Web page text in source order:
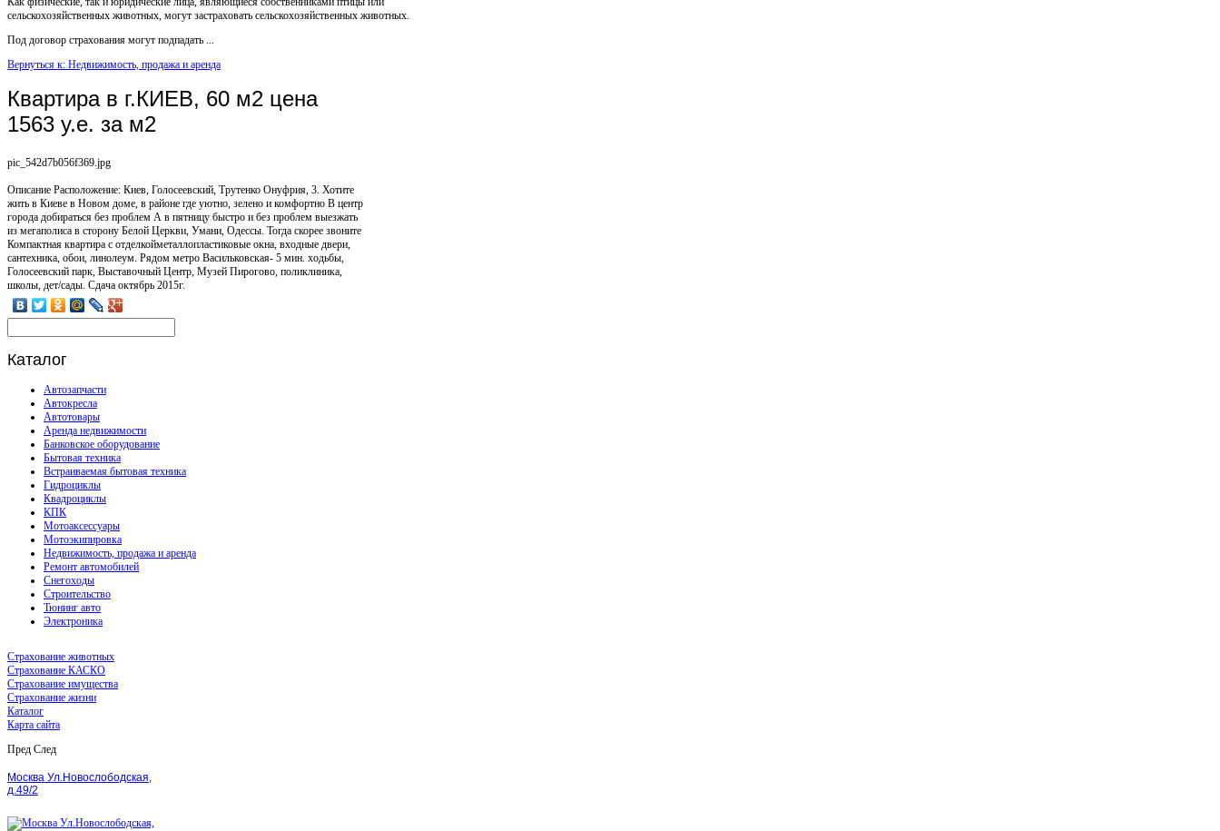
сельскохозяйственных животных, могут застраховать сельскохозяйственных животных.
Под договор страхования могут подпадать ...
Вернуться к: Недвижимость, продажа и аренда
Квартира в г.КИЕВ, 60 м2 цена
1563 у.е. за м2
pic_542d7b056f369.jpg
Описание Расположение: Киев, Голосеевский, Трутенко Онуфрия, 3. Хотите
жить в Киеве в Новом доме, в районе где уютно, зелено и комфортно В центр
города добираться без проблем А в пятницу быстро и без проблем выезжать
из мегаполиса в сторону Белой Церкви, Умани, Одессы. Тогда скорее звоните
Компактная квартира с отделкойметаллопластиковые окна, входные двери,
сантехника, обои, линолеум. Рядом метро Васильковская- 5 мин. ходьбы,
Голосеевский парк, Выставочный Центр, Музей Пирогово, поликлиника,
школы, дет/сады. Сдача октябрь 2015г.
Каталог
Автозапчасти
Автокресла
Автотовары
Аренда недвижимости
Банковское оборудование
Бытовая техника
Встраиваемая бытовая техника
Гидроциклы
Квадроциклы
КПК
Мотоаксессуары
Мотоэкипировка
Недвижимость, продажа и аренда
Ремонт автомобилей
Снегоходы
Строительство
Тюнинг авто
Электроника
Страхование животных
Страхование КАСКО
Страхование имущества
Страхование жизни
Каталог
Карта сайта
Пред След
Москва Ул.Новослободская,
д.49/2